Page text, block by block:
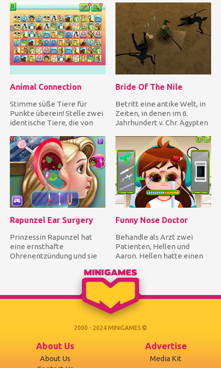
Animal Connection
Stimme süße Tiere für
Punkte überein! Stelle zwei
identische Tiere, die von
Bride Of The Nile
Betritt eine antike Welt, in
Zeiten, in denen im 6.
Jahrhundert v. Chr. Ägypten
Rapunzel Ear Surgery
Prinzessin Rapunzel hat
eine ernsthafte
Ohrenentzündung und sie
Funny Nose Doctor
Behandle als Arzt zwei
Patienten, Hellen und
Aaron. Hellen hatte einen
2000 - 2024 MINIGAMES ©
About Us
About Us
Advertise
Media Kit